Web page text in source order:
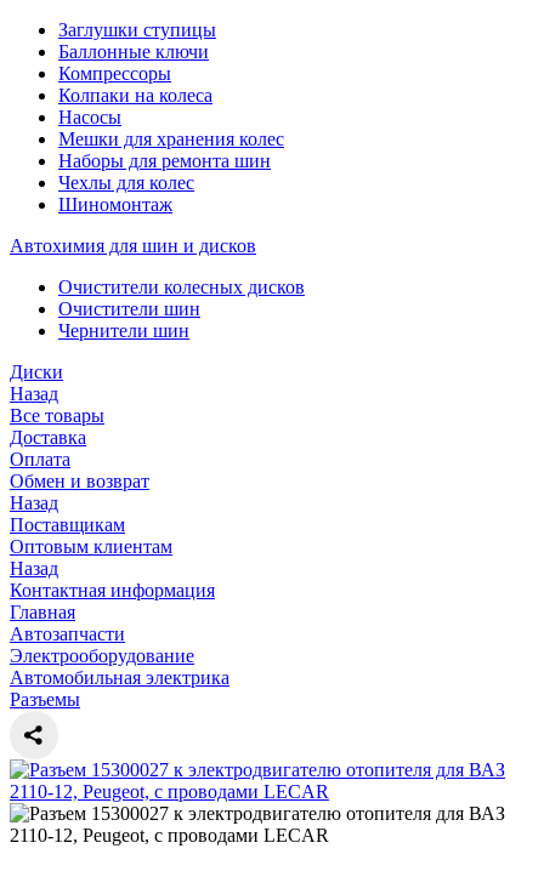
Заглушки ступицы
Баллонные ключи
Компрессоры
Колпаки на колеса
Насосы
Мешки для хранения колес
Наборы для ремонта шин
Чехлы для колес
Шиномонтаж
Автохимия для шин и дисков
Очистители колесных дисков
Очистители шин
Чернители шин
Диски
Назад
Все товары
Доставка
Оплата
Обмен и возврат
Назад
Поставщикам
Оптовым клиентам
Назад
Контактная информация
Главная
Автозапчасти
Электрооборудование
Автомобильная электрика
Разъемы